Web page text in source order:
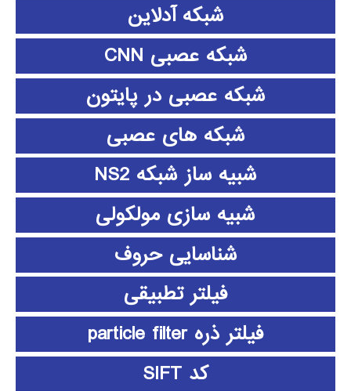
شبکه آدلاین
شبکه عصبی CNN
شبکه عصبی در پایتون
شبکه های عصبی
شبیه ساز شبکه NS2
شبیه سازی مولکولی
شناسایی حروف
فیلتر تطبیقی
فیلتر ذره particle filter
کد SIFT